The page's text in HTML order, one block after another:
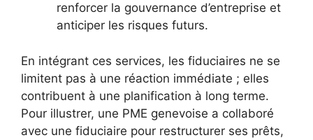
renforcer la gouvernance d’entreprise et
anticiper les risques futurs.
En intégrant ces services, les fiduciaires ne se
limitent pas à une réaction immédiate ; elles
contribuent à une planification à long terme.
Pour illustrer, une PME genevoise a collaboré
avec une fiduciaire pour restructurer ses prêts,